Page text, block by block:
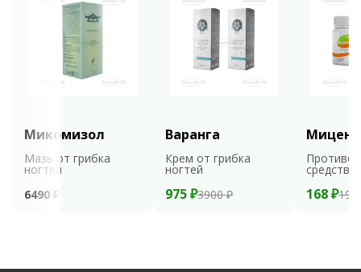
Микомизол
Мазь от грибка
ногтей
6490 ₽
Варанга
Крем от грибка
ногтей
975 ₽3900 ₽
средство
168 ₽